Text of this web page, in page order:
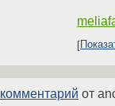
комментарий от